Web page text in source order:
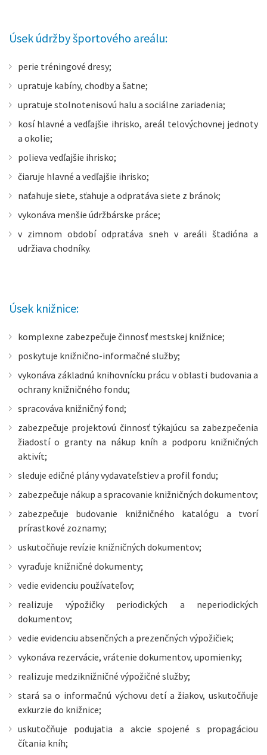
Úsek údržby športového areálu:
perie tréningové dresy;
upratuje kabíny, chodby a šatne;
upratuje stolnotenisovú halu a sociálne zariadenia;
kosí hlavné a vedľajšie ihrisko, areál telovýchovnej jednoty
a okolie;
polieva vedľajšie ihrisko;
čiaruje hlavné a vedľajšie ihrisko;
naťahuje siete, sťahuje a odpratáva siete z bránok;
vykonáva menšie údržbárske práce;
v zimnom období odpratáva sneh v areáli štadióna a
udržiava chodníky.
Úsek knižnice:
komplexne zabezpečuje činnosť mestskej knižnice;
poskytuje knižnično-informačné služby;
vykonáva základnú knihovnícku prácu v oblasti budovania a
ochrany knižničného fondu;
spracováva knižničný fond;
zabezpečuje projektovú činnosť týkajúcu sa zabezpečenia
žiadostí o granty na nákup kníh a podporu knižničných
aktivít;
sleduje edičné plány vydavateľstiev a profil fondu;
zabezpečuje nákup a spracovanie knižničných dokumentov;
zabezpečuje budovanie knižničného katalógu a tvorí
prírastkové zoznamy;
uskutočňuje revízie knižničných dokumentov;
vyraďuje knižničné dokumenty;
vedie evidenciu používateľov;
realizuje výpožičky periodických a neperiodických
dokumentov;
vedie evidenciu absenčných a prezenčných výpožičiek;
vykonáva rezervácie, vrátenie dokumentov, upomienky;
realizuje medziknižničné výpožičné služby;
stará sa o informačnú výchovu detí a žiakov, uskutočňuje
exkurzie do knižnice;
uskutočňuje podujatia a akcie spojené s propagáciou
čítania kníh;